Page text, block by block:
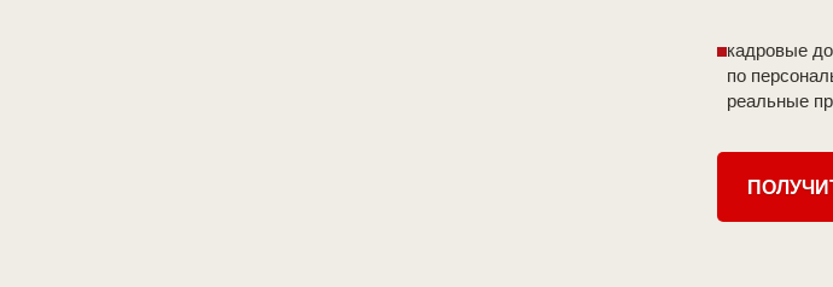
кадровые
по
реальные